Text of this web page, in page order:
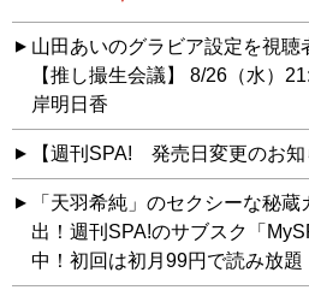
山田あいのグラビア設定を視聴
【推し撮生会議】 8/26（水）
岸明日香
【週刊SPA! 発売日変更のお知
「天羽希純」のセクシーな秘
出！週刊SPA!のサブスク「
中！初回は初月99円で読み放題